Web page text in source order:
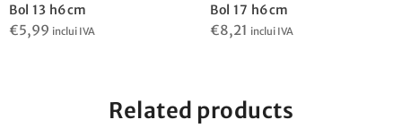
Bol 13 h6cm
€5,99 inclui IVA
Bol 17 h6cm
€8,21 inclui IVA
Related products